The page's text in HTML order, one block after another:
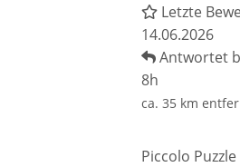
Letzte
14.06.2026
Antwortet
8h
ca. 35 km
Piccolo